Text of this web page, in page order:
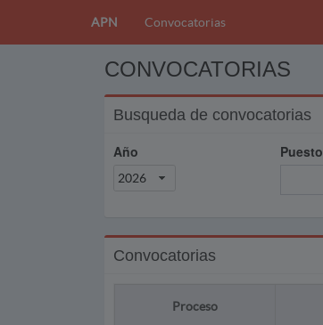
APN Convocatorias
CONVOCATORIAS
Busqueda de convocatorias
Año
2026
Puesto
Convocatorias
Proceso